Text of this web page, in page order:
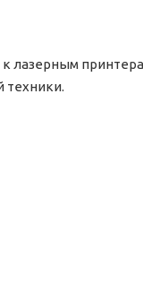
техники.